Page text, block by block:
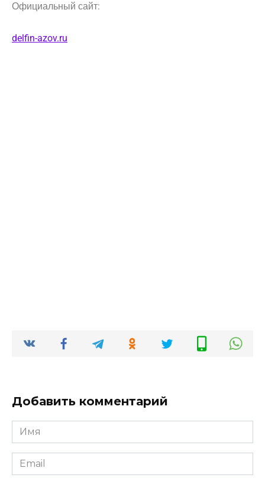
Официальный сайт:
delfin-azov.ru
Добавить комментарий
Имя
*
Email
*